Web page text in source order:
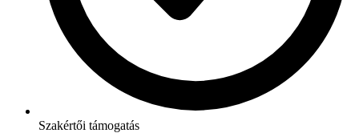
Szakértői támogatás